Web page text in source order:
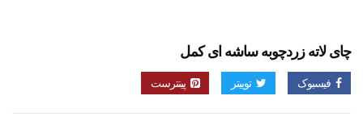
چای لاته زردچوبه ساشه ای کمل
فیسبوک توییتر پینترست